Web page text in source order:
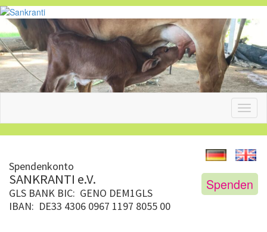
Spendenkonto
SANKRANTI e.V. Spenden
GLS BANK BIC: GENO DEM1GLS
IBAN: DE33 4306 0967 1197 8055 00